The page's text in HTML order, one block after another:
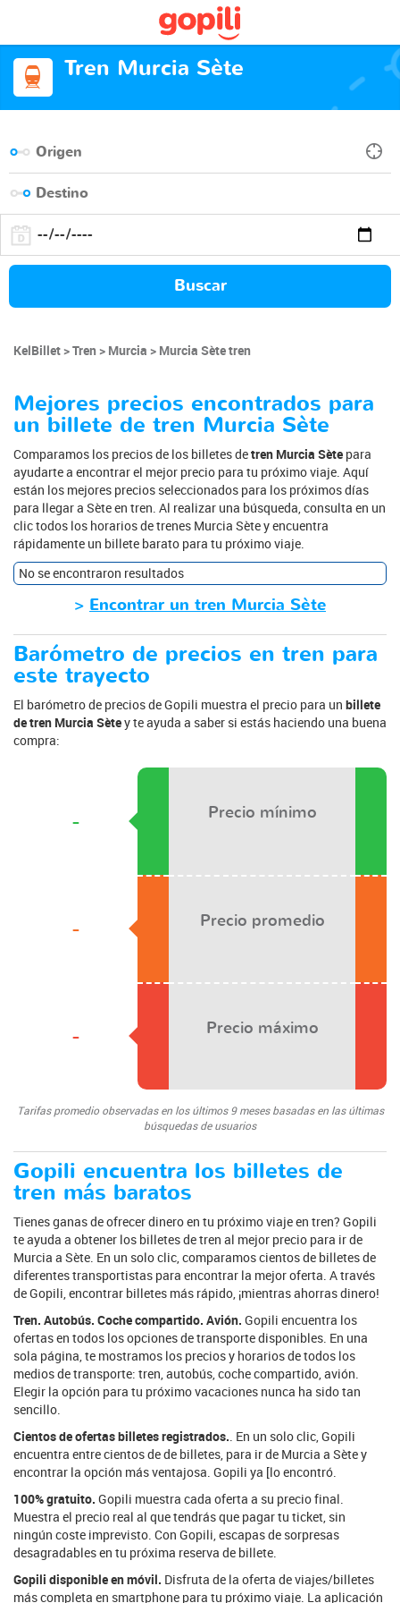
Tren Murcia Sète
Buscar
KelBillet Tren Murcia Murcia Sète tren
Mejores precios encontrados para
un billete de tren Murcia Sète
Comparamos los precios de los billetes detren Murcia Sète para
ayudarte a encontrar el mejor precio para tu próximo viaje. Aquí
están los mejores precios seleccionados para los próximos días
para llegar a Sète en tren. Al realizar una búsqueda, consulta en un
clic todos los horarios de trenes Murcia Sète y encuentra
rápidamente un billete barato para tu próximo viaje.
No se encontraron resultados
> Encontrar un tren Murcia Sète
Barómetro de precios en tren para
este trayecto
El barómetro de precios de Gopili muestra el precio para un billete
de tren Murcia Sètey te ayuda a saber si estás haciendo una buena
compra:
-
-
-
Precio mínimo
Precio promedio
Precio máximo
Tarifas promedio observadas en los últimos 9 meses basadas en las últimas
búsquedas de usuarios
Gopili encuentra los billetes de
tren más baratos
Tienes ganas de ofrecer dinero en tu próximo viaje en tren? Gopili
te ayuda a obtener los billetes de tren al mejor precio para ir de
Murcia a Sète. En un solo clic, comparamos cientos de billetes de
diferentes transportistas para encontrar la mejor oferta. A través
de Gopili, encontrar billetes más rápido, ¡mientras ahorras dinero!
Tren. Autobús. Coche compartido. Avión. Gopili encuentra los
ofertas en todos los opciones de transporte disponibles. En una
sola página, te mostramos los precios y horarios de todos los
medios de transporte: tren, autobús, coche compartido, avión.
Elegir la opción para tu próximo vacaciones nunca ha sido tan
sencillo.
Cientos de ofertas billetes registrados. . En un solo clic, Gopili
encuentra entre cientos de de billetes, para ir de Murcia a Sète y
encontrar la opción más ventajosa. Gopili ya [lo encontró.
100% gratuito. Gopili muestra cada oferta a su precio final.
Muestra el precio real al que tendrás que pagar tu ticket, sin
ningún coste imprevisto. Con Gopili, escapas de sorpresas
desagradables en tu próxima reserva de billete.
Gopili disponible en móvil. Disfruta de la oferta de viajes/billetes
más completa en smartphone para tu próximo viaje. La aplicación